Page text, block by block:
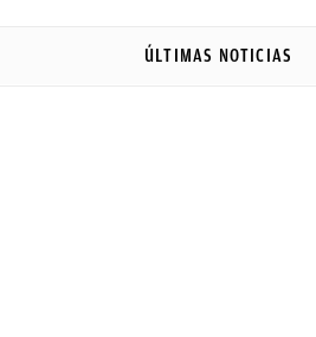
ÚLTIMAS NOTICIAS